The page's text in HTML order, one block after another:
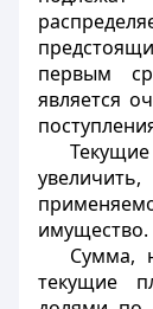
первым
является
имущество.
Сумма,
текущие